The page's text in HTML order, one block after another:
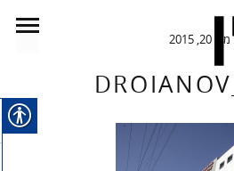
מאי 20, 2015